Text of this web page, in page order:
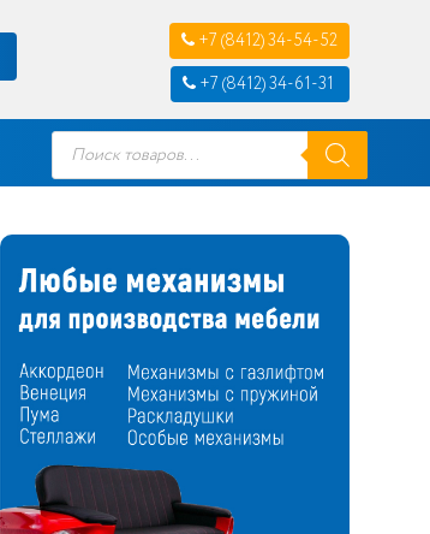
+7 (8412) 34-54-52
+7 (8412) 34-61-31
Поиск
товаров